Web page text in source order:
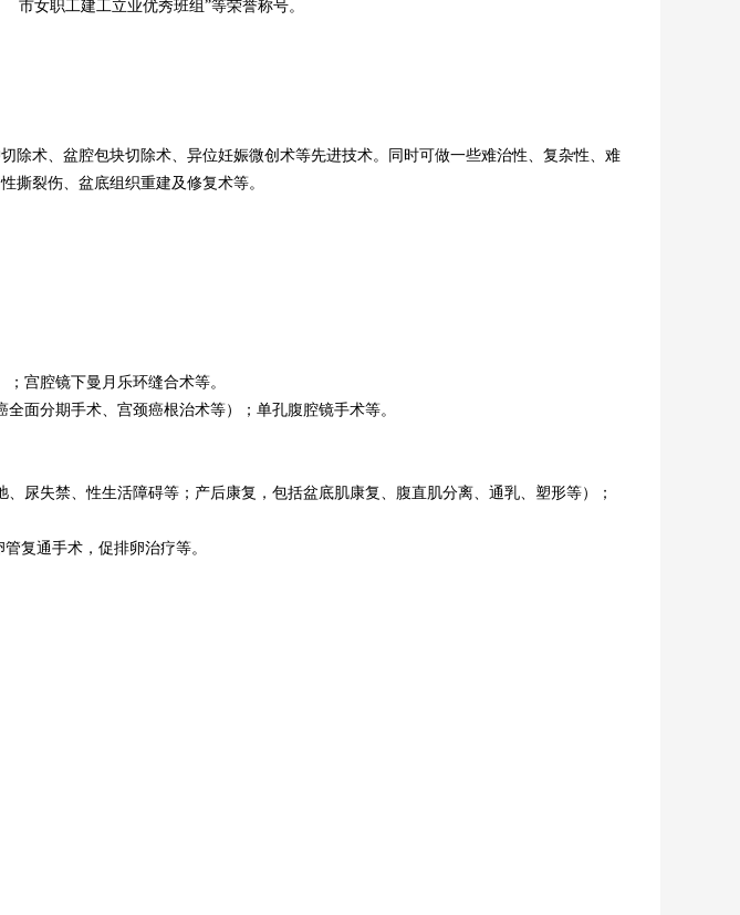
市女职工建工立业优秀班组”等荣誉称号。
术、盆腔包块切除术、异位妊娠微创术等先进技术。同时可做一些难治性、复杂性、难
撕裂伤、盆底组织重建及修复术等。
宫腔镜下曼月乐环缝合术等。
面分期手术、宫颈癌根治术等）；单孔腹腔镜手术等。
尿失禁、性生活障碍等；产后康复，包括盆底肌康复、腹直肌分离、通乳、塑形等）；
复通手术，促排卵治疗等。